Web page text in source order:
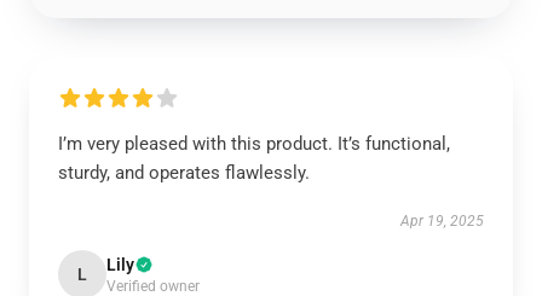
I’m very pleased with this product. It’s functional,
sturdy, and operates flawlessly.
Apr 19, 2025
L Lily
Verified owner